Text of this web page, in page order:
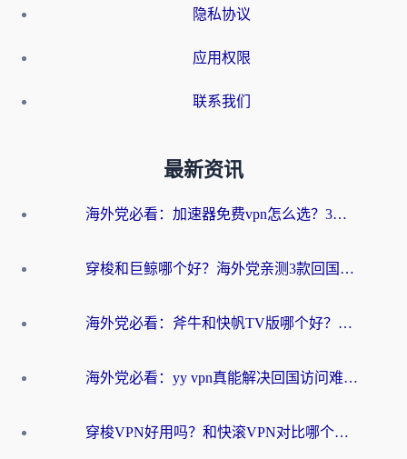
隐私协议
应用权限
联系我们
最新资讯
海外党必看：加速器免费vpn怎么选？3步教你无缝访问国内资源
穿梭和巨鲸哪个好？海外党亲测3款回国加速器，教你避开90%的坑
海外党必看：斧牛和快帆TV版哪个好？3分钟选对回国加速器，无缝刷B站、追热剧
海外党必看：yy vpn真能解决回国访问难题？附云极initap测评+免费方案对比
穿梭VPN好用吗？和快滚VPN对比哪个回国效果更好？海外党选回国加速器必看指南